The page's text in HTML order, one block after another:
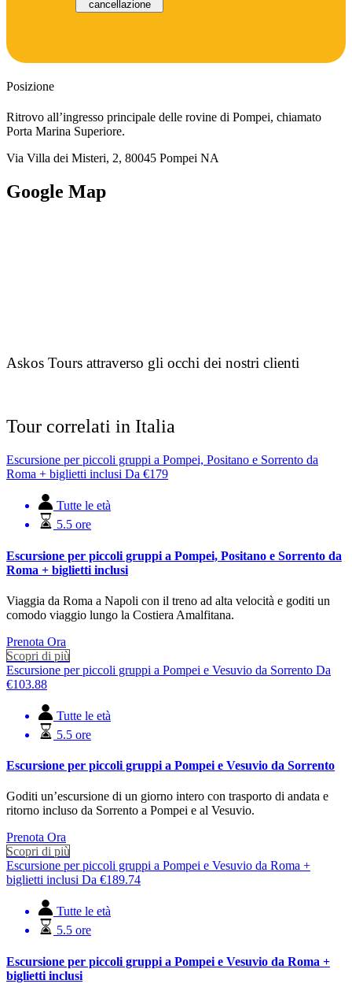
cancellazione
Posizione
Ritrovo all’ingresso principale delle rovine di Pompei, chiamato
Porta Marina Superiore.
Via Villa dei Misteri, 2, 80045 Pompei NA
Google Map
Askos Tours attraverso gli occhi dei nostri clienti
Tour correlati in Italia
Escursione per piccoli gruppi a Pompei, Positano e Sorrento da
Roma + biglietti inclusi Da €179
Tutte le età
5.5 ore
Escursione per piccoli gruppi a Pompei, Positano e Sorrento da
Roma + biglietti inclusi
Viaggia da Roma a Napoli con il treno ad alta velocità e goditi un
comodo viaggio lungo la Costiera Amalfitana.
Prenota Ora
Scopri di più
Escursione per piccoli gruppi a Pompei e Vesuvio da Sorrento Da
€103.88
Tutte le età
5.5 ore
Escursione per piccoli gruppi a Pompei e Vesuvio da Sorrento
Goditi un’escursione di un giorno intero con trasporto di andata e
ritorno incluso da Sorrento a Pompei e al Vesuvio.
Prenota Ora
Scopri di più
Escursione per piccoli gruppi a Pompei e Vesuvio da Roma +
biglietti inclusi Da €189.74
Tutte le età
5.5 ore
Escursione per piccoli gruppi a Pompei e Vesuvio da Roma +
biglietti inclusi